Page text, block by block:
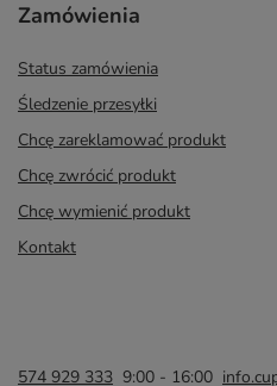
Zamówienia
Status zamówienia
Śledzenie przesyłki
Chcę zareklamować produkt
Chcę zwrócić produkt
Chcę wymienić produkt
Kontakt
574 929 333 9:00 - 16:00